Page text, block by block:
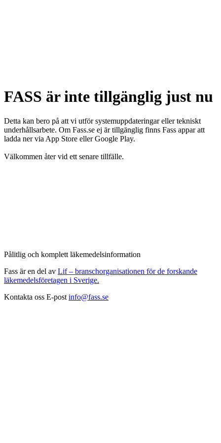
FASS är inte tillgänglig just nu
Detta kan bero på att vi utför systemuppdateringar eller tekniskt
underhållsarbete. Om Fass.se ej är tillgänglig finns Fass appar att
ladda ner via App Store eller Google Play.
Välkommen åter vid ett senare tillfälle.
Pålitlig och komplett läkemedelsinformation
Fass är en del av Lif – branschorganisationen för de forskande
läkemedelsföretagen i Sverige.
Kontakta oss E-post info@fass.se